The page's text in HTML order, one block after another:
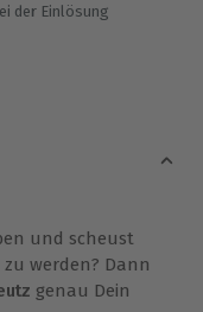
der Einlösung
und scheust
werden? Dann
genau Dein